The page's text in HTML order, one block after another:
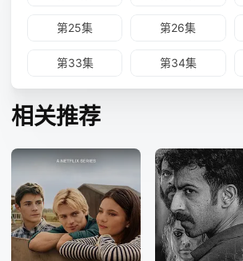
第25集 第26集
第33集 第34集
相关推荐